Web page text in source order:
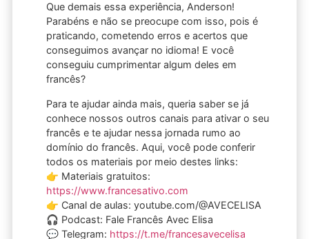
Que demais essa experiência, Anderson!
Parabéns e não se preocupe com isso, pois é
praticando, cometendo erros e acertos que
conseguimos avançar no idioma! E você
conseguiu cumprimentar algum deles em
francês?
Para te ajudar ainda mais, queria saber se já
conhece nossos outros canais para ativar o seu
francês e te ajudar nessa jornada rumo ao
domínio do francês. Aqui, você pode conferir
todos os materiais por meio destes links:
👉 Materiais gratuitos:
https://www.francesativo.com
👉 Canal de aulas: youtube.com/@AVECELISA
🎧 Podcast: Fale Francês Avec Elisa
💬 Telegram: https://t.me/francesavecelisa